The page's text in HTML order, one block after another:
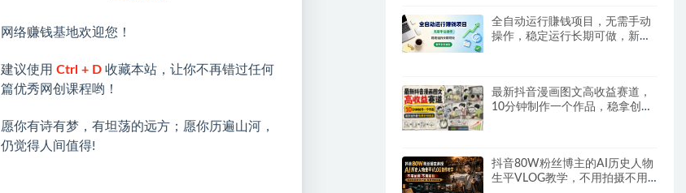
全自动运行賺钱项目，无需手动
操作，稳定运行长期可做，新手
最新抖音漫画图文高收益赛道，
10分钟制作一个作品，稳拿创作
抖音80W粉丝博主的AI历史人物
生平VLOG教学，不用拍摄不用
网络赚钱基地欢迎您！
建议使用 Ctrl + D 收藏本站，让你不再错过任何
篇优秀网创课程哟！
愿你有诗有梦，有坦荡的远方；愿你历遍山河，
仍觉得人间值得!